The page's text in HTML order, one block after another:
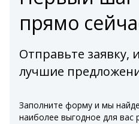
прямо
Отправьте
лучшие
Заполните форму и мы
наиболее выгодное для вас